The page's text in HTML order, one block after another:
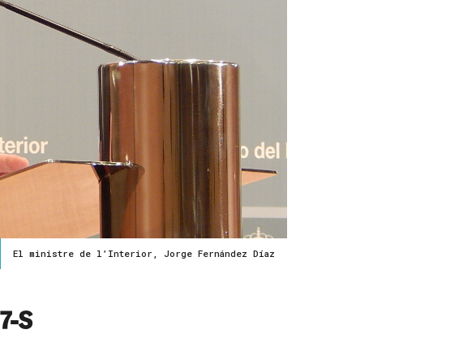
El ministre de l’Interior, Jorge Fernández Díaz
S